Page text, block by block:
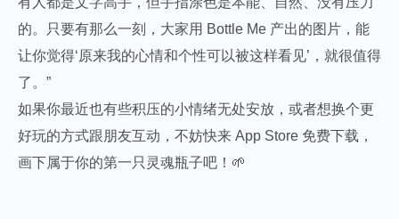
的。只要有那么一刻，大家用 Bottle Me 产出的图片，能
让你觉得‘原来我的心情和个性可以被这样看见’，就很值得
了。”
如果你最近也有些积压的小情绪无处安放，或者想换个更
好玩的方式跟朋友互动，不妨快来 App Store 免费下载，
画下属于你的第一只灵魂瓶子吧！🌱